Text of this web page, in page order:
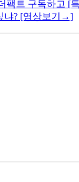
팩트 구독하고 [
냐? [영상보기→]